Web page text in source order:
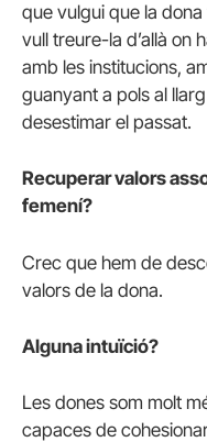
que vulgui que la
vull treure-la d’allà on
amb les institucions,
guanyant a pols al
desestimar el passat.
Recuperar valors
femení?
Crec que hem de
valors de la dona.
Alguna intuïció?
Les dones som molt
capaces de